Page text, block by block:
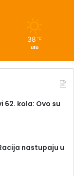
38 ℃
uto
kola: Ovo su
nastupaju u